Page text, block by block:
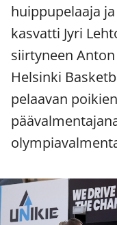
huippupelaaja
kasvatti Jyri
siirtyneen
Helsinki
pelaavan